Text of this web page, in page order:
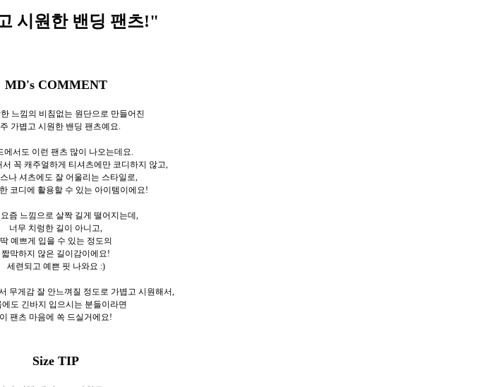
시원한 밴딩 팬츠!"
MD's COMMENT
느낌의 비침없는 원단으로 만들어진
가볍고 시원한 밴딩 팬츠예요.
에서도 이런 팬츠 많이 나오는데요.
꼭 캐주얼하게 티셔츠에만 코디하지 않고,
나 셔츠에도 잘 어울리는 스타일로,
코디에 활용할 수 있는 아이템이에요!
즘 느낌으로 살짝 길게 떨어지는데,
너무 치렁한 길이 아니고,
딱 예쁘게 입을 수 있는 정도의
짧막하지 않은 길이감이에요!
세련되고 예쁜 핏 나와요 :)
무게감 잘 안느껴질 정도로 가볍고 시원해서,
에도 긴바지 입으시는 분들이라면
이 팬츠 마음에 쏙 드실거에요!
Size TIP